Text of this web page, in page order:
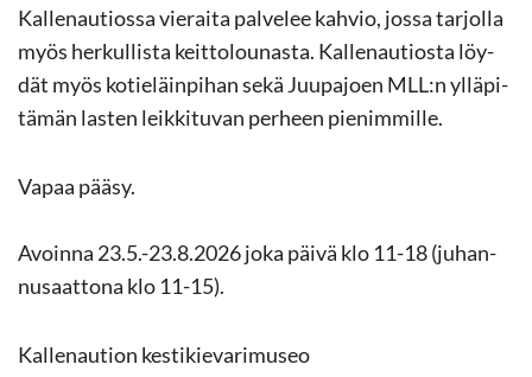
Kal­le­nau­tios­sa vie­rai­ta pal­ve­lee kah­vio, jossa tar­jol­la
myös her­kul­lis­ta keit­to­lou­nas­ta. Kal­le­nau­tios­ta löy­
dät myös ko­tie­läin­pi­han sekä Juu­pa­joen MLL:n yl­lä­pi­
tä­män las­ten leik­ki­tu­van per­heen pie­nim­mil­le.
Vapaa pääsy.
Avoin­na 23.5.-23.8.2026 joka päivä klo 11-18 (ju­han­
nusaat­to­na klo 11-15).
Kal­le­nau­tion kes­ti­kie­va­ri­museo